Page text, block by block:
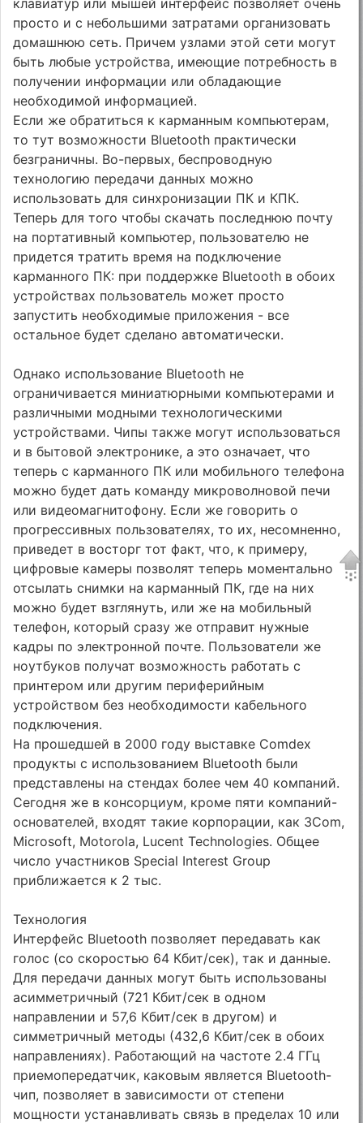
просто и с небольшими затратами организовать
домашнюю сеть. Причем узлами этой сети могут
быть любые устройства, имеющие потребность в
получении информации или обладающие
необходимой информацией.
Если же обратиться к карманным компьютерам,
то тут возможности Bluetooth практически
безграничны. Во-первых, беспроводную
технологию передачи данных можно
использовать для синхронизации ПК и КПК.
Теперь для того чтобы скачать последнюю почту
на портативный компьютер, пользователю не
придется тратить время на подключение
карманного ПК: при поддержке Bluetooth в обоих
устройствах пользователь может просто
запустить необходимые приложения - все
остальное будет сделано автоматически.
Однако использование Bluetooth не
ограничивается миниатюрными компьютерами и
различными модными технологическими
устройствами. Чипы также могут использоваться
и в бытовой электронике, а это означает, что
теперь с карманного ПК или мобильного телефона
можно будет дать команду микроволновой печи
или видеомагнитофону. Если же говорить о
прогрессивных пользователях, то их, несомненно,
приведет в восторг тот факт, что, к примеру,
цифровые камеры позволят теперь моментально
отсылать снимки на карманный ПК, где на них
можно будет взглянуть, или же на мобильный
телефон, который сразу же отправит нужные
кадры по электронной почте. Пользователи же
ноутбуков получат возможность работать с
принтером или другим периферийным
устройством без необходимости кабельного
подключения.
На прошедшей в 2000 году выставке Comdex
продукты с использованием Bluetooth были
представлены на стендах более чем 40 компаний.
Сегодня же в консорциум, кроме пяти компаний-
основателей, входят такие корпорации, как 3Com,
Microsoft, Motorola, Lucent Technologies. Общее
число участников Special Interest Group
приближается к 2 тыс.
Технология
Интерфейс Bluetooth позволяет передавать как
голос (со скоростью 64 Кбит/сек), так и данные.
Для передачи данных могут быть использованы
асимметричный (721 Кбит/сек в одном
направлении и 57,6 Кбит/сек в другом) и
симметричный методы (432,6 Кбит/сек в обоих
направлениях). Работающий на частоте 2.4 ГГц
приемопередатчик, каковым является Bluetooth-
чип, позволяет в зависимости от степени
мощности устанавливать связь в пределах 10 или